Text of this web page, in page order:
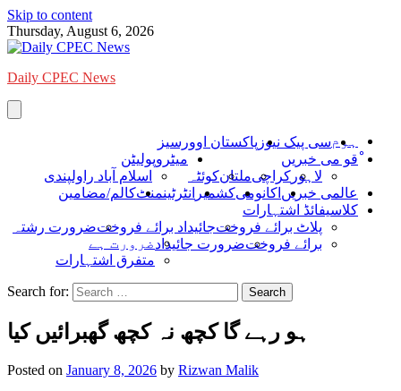
Skip to content
Thursday, August 6, 2026
Daily CPEC News
ہومسی پیک نیوز پاکستان اوورسیز
ْقو می خبریں
لاہور کراچیملتانکوئٹہ
میٹروپولیٹن
اسلام آباد راولپندی
عالمی خبریں اکانومیکشمیر انٹرٹینمنٹکالم/مضامین
کلاسیفائڈ اشتہارات
پلاٹ برائے فروختجائیداد برائے فروختضرورت رشتہ
برائے فروختضرورت جائیدادضرورت ہے
متفرق اشتہارات
Search for:
ہو رہے گا کچھ نہ کچھ گھبرائیں کیا
Posted on January 8, 2026 by Rizwan Malik